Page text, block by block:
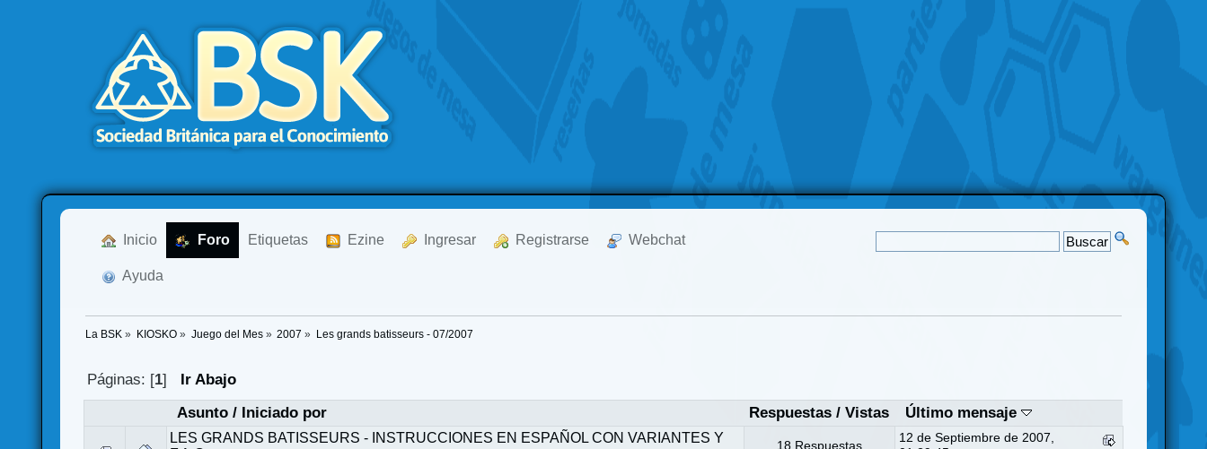
Inicio Foro Etiquetas Ezine Ingresar Registrarse Webchat
Ayuda
La BSK » KIOSKO» Juego del Mes» 2007 » Les grands batisseurs - 07/2007
Páginas: [1]
Ir Abajo
Asunto/ Iniciado por Respuestas /Vistas Último mensaje
LES GRANDS BATISSEURS - INSTRUCCIONES EN ESPAÑOL CON VARIANTES Y
18 Respuestas
12 de Septiembre de 2007,